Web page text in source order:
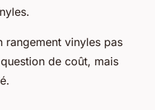
rangement vinyles pas
de coût, mais